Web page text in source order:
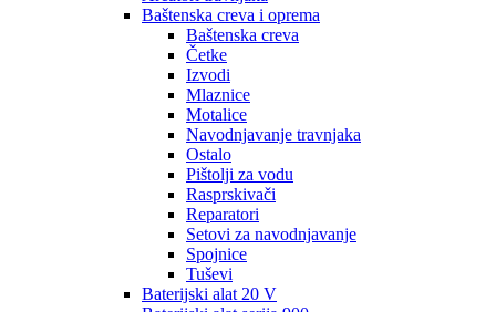
Baštenska creva i oprema
Baštenska creva
Četke
Izvodi
Mlaznice
Motalice
Navodnjavanje travnjaka
Ostalo
Pištolji za vodu
Rasprskivači
Reparatori
Setovi za navodnjavanje
Spojnice
Tuševi
Baterijski alat 20 V